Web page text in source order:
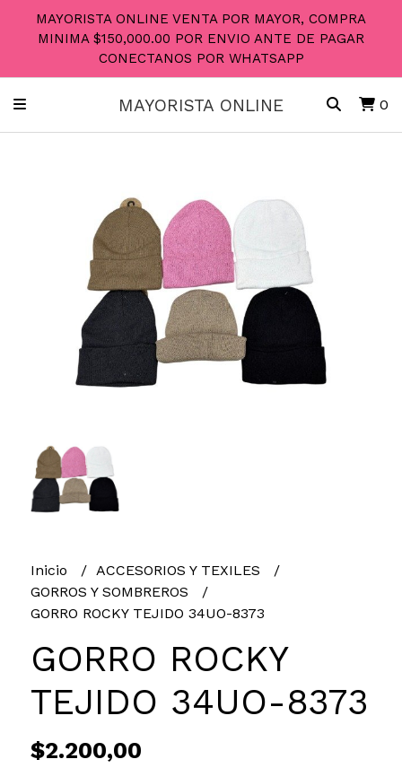
MAYORISTA ONLINE VENTA POR MAYOR, COMPRA
MINIMA $150,000.00 POR ENVIO ANTE DE PAGAR
CONECTANOS POR WHATSAPP
MAYORISTA ONLINE 0
Inicio
ACCESORIOS Y TEXILES
GORROS Y SOMBREROS
GORRO ROCKY TEJIDO 34UO-8373
GORRO ROCKY
TEJIDO 34UO-8373
$2.200,00